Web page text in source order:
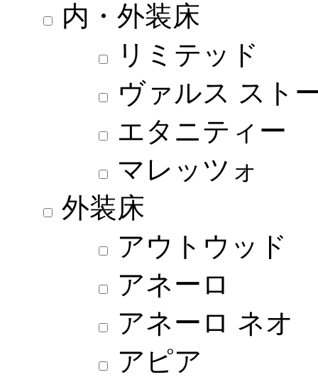
内・外装床
リミテッド
ヴァルス スト
エタニティー
マレッツォ
外装床
アウトウッド
アネーロ
アネーロ ネオ
アピア